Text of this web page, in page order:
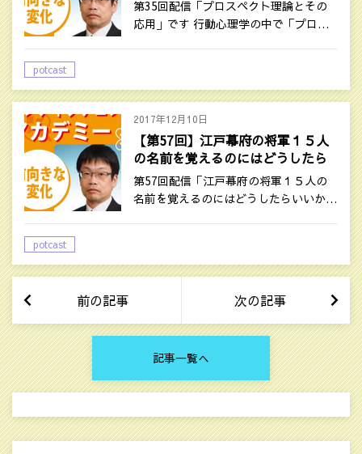
第35回配信「プロスペクト理論とその
応用」です 行動心理学の中で「プロ…
potcast
2017年12月10日
【第57回】江戸幕府の将軍１５人
の名前を覚えるのにはどうしたら
いいかという質問に即答しました
（後編）
第57回配信「江戸幕府の将軍１５人の
名前を覚えるのにはどうしたらいいか…
potcast
前の記事 次の記事
記事一覧へ